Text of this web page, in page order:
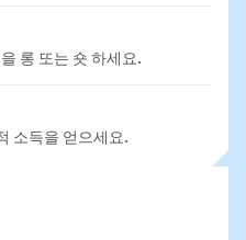
롱 또는 숏 하세요.
소득을 얻으세요.